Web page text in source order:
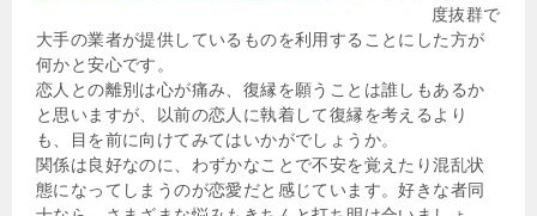
度抜群で
大手の業者が提供しているものを利用することにした方が
何かと安心です。
恋人との離別は心が痛み、復縁を願うことは誰しもあるか
と思いますが、以前の恋人に執着して復縁を考えるより
も、目を前に向けてみてはいかがでしょうか。
関係は良好なのに、わずかなことで不安を覚えたり混乱状
態になってしまうのが恋愛だと感じています。好きな者同